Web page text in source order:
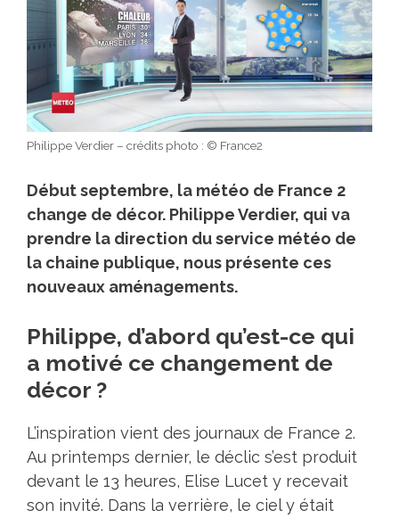
Philippe Verdier – crédits photo : © France2
Début septembre, la météo de France 2
change de décor. Philippe Verdier, qui va
prendre la direction du service météo de
la chaine publique, nous présente ces
nouveaux aménagements.
Philippe, d’abord qu’est-ce qui
a motivé ce changement de
décor ?
L’inspiration vient des journaux de France 2.
Au printemps dernier, le déclic s’est produit
devant le 13 heures, Elise Lucet y recevait
son invité. Dans la verrière, le ciel y était